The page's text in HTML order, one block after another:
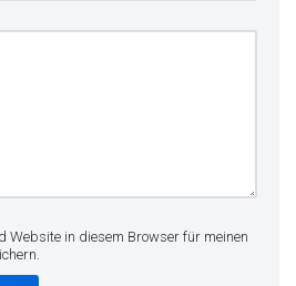
Website in diesem Browser für meinen